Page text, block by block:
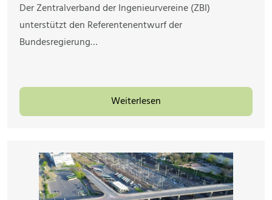
Der Zentralverband der Ingenieurvereine (ZBI)
unterstützt den Referentenentwurf der
Bundesregierung…
Weiterlesen